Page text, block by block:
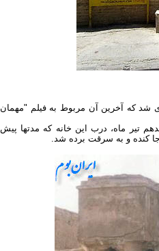
شد که آخرین آن مربوط به فیلم "مهمان
تیر ماه، درب این خانه که مدتها پیش
کنده و به سرقت برده شد.